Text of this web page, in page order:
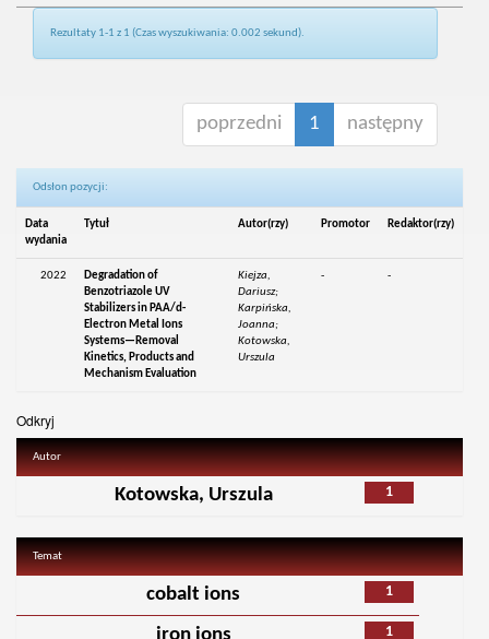
Rezultaty 1-1 z 1 (Czas wyszukiwania: 0.002 sekund).
poprzedni 1 następny
Odsłon pozycji:
Data
wydania
Tytuł Autor(rzy) Promotor Redaktor(rzy)
2022
Degradation of
Benzotriazole UV
Stabilizers in PAA/d-
Electron Metal Ions
Systems—Removal
Kinetics, Products and
Mechanism Evaluation
Kiejza,
Dariusz;
Karpińska,
Joanna;
Kotowska,
Urszula
- -
Odkryj
Autor
1
Kotowska, Urszula
Temat
1
cobalt ions
1